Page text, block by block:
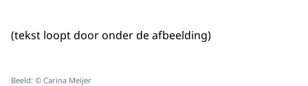
(tekst loopt door onder de afbeelding)
Beeld: © Carina Meijer